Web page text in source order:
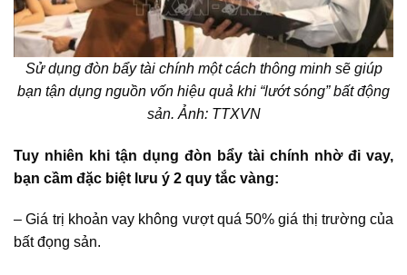
Sử dụng đòn bẩy tài chính một cách thông minh sẽ giúp
bạn tận dụng nguồn vốn hiệu quả khi “lướt sóng”bất động
sản. Ảnh: TTXVN
Tuy nhiên khi tận dụng đòn bẩy tài chính nhờ đi vay,
bạn cầm đặc biệt lưu ý 2 quy tắc vàng:
– Giá trị khoản vay không vượt quá 50% giá thị trường của
bất đọng sản.